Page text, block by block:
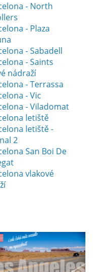
- North
- Plaza
- Sabadell
- Saints
nádraží
- Terrassa
- Vic
- Viladomat
letiště
letiště -
2
San Boi De
vlakové